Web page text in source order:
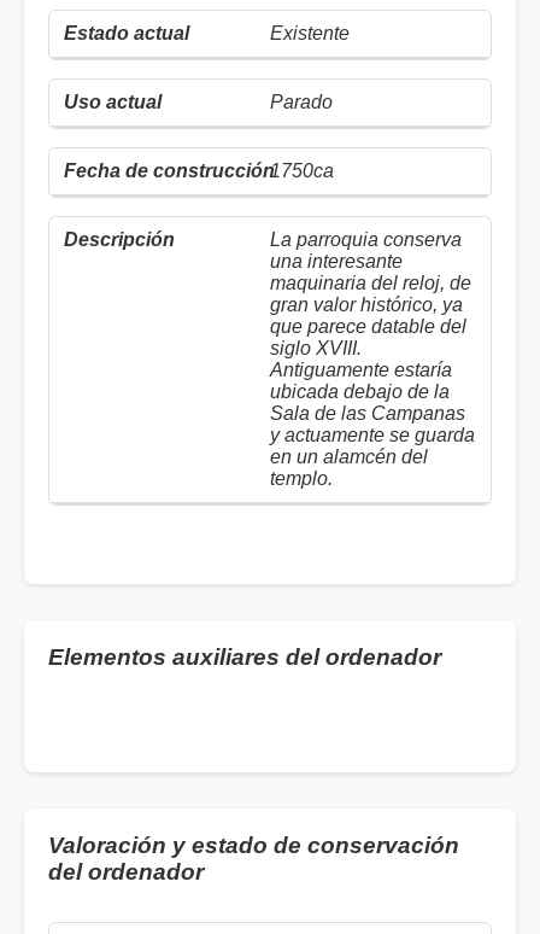
Existente
Parado
1750ca
La parroquia conserva
una interesante
maquinaria del reloj, de
gran valor histórico, ya
que parece datable del
siglo XVIII.
Antiguamente estaría
ubicada debajo de la
Sala de las Campanas
y actuamente se guarda
en un alamcén del
templo.
Elementos auxiliares del ordenador
Valoración y estado de conservación
del ordenador